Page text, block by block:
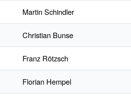
Martin Schindler
Christian Bunse
Franz Rötzsch
Florian Hempel